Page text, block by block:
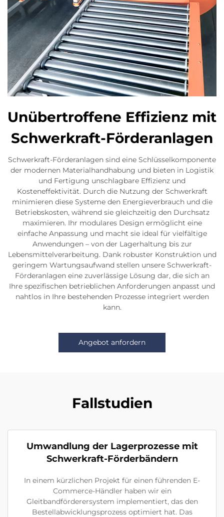
Unübertroffene Effizienz mit
Schwerkraft-Förderanlagen
Schwerkraft-Förderanlagen sind eine Schlüsselkomponente
der modernen Materialhandhabung und bieten in Logistik
und Fertigung unschlagbare Effizienz und
Kosteneffektivität. Durch die Nutzung der Schwerkraft
minimieren diese Systeme den Energieverbrauch und die
Betriebskosten, während sie gleichzeitig den Durchsatz
maximieren. Ihr modulares Design ermöglicht eine
einfache Anpassung und macht sie ideal für vielfältige
Anwendungen – von der Lagerhaltung bis zur
Lebensmittelverarbeitung. Dank robuster Konstruktion und
geringem Wartungsaufwand stellen unsere Schwerkraft-
Förderanlagen eine zuverlässige Lösung dar, die sich an
Ihre spezifischen betrieblichen Anforderungen anpasst und
nahtlos in Ihre bestehenden Prozesse integriert werden
kann.
Angebot anfordern
Fallstudien
Umwandlung der Lagerprozesse mit
Schwerkraft-Förderbändern
In einem kürzlichen Projekt für einen führenden E-
Commerce-Händler haben wir ein
Gleitbandförderersystem implementiert, das den
Bestellabwicklungsprozess optimiert hat. Das